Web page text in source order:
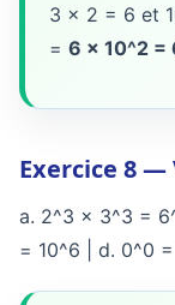
3 x 2 = 6 et
= 6 x 10^2 =
Exercice 8 —
a. 2^3 x 3^3 =
= 10^6 | d. 0^0 =